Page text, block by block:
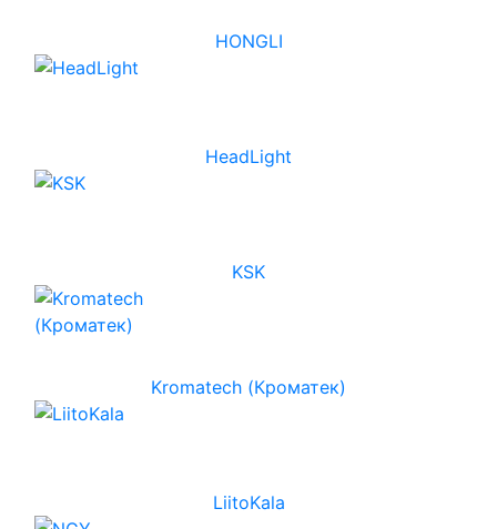
HONGLI
HeadLight
KSK
Kromatech (Кроматек)
LiitoKala